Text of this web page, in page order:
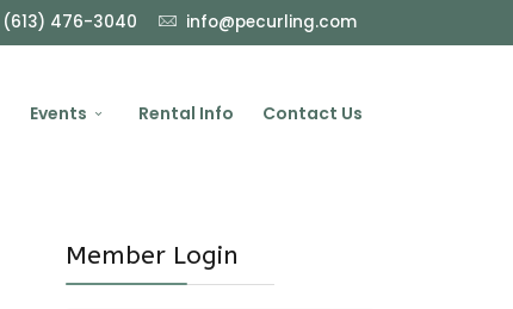
(613) 476-3040 info@pecurling.com
Events Rental Info Contact Us
Member Login